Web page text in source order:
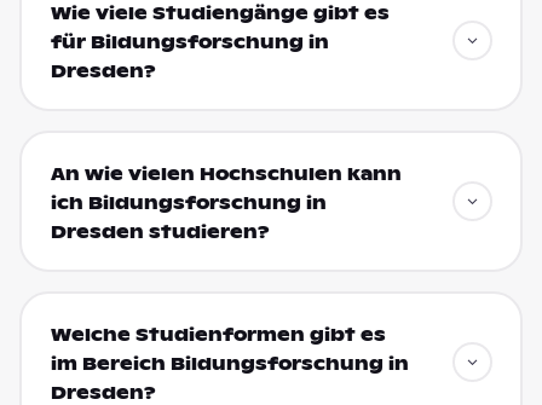
Wie viele Studiengänge gibt es
für Bildungsforschung in
Dresden?
An wie vielen Hochschulen kann
ich Bildungsforschung in
Dresden studieren?
Welche Studienformen gibt es
im Bereich Bildungsforschung in
Dresden?